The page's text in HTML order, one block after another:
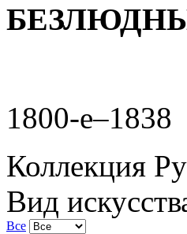
1800-е–1838
Коллекция
Вид
Все